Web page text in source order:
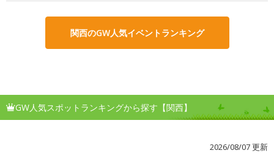
関西のGW人気イベントランキング
GW人気スポットランキングから探す【関西】
2026/08/07 更新